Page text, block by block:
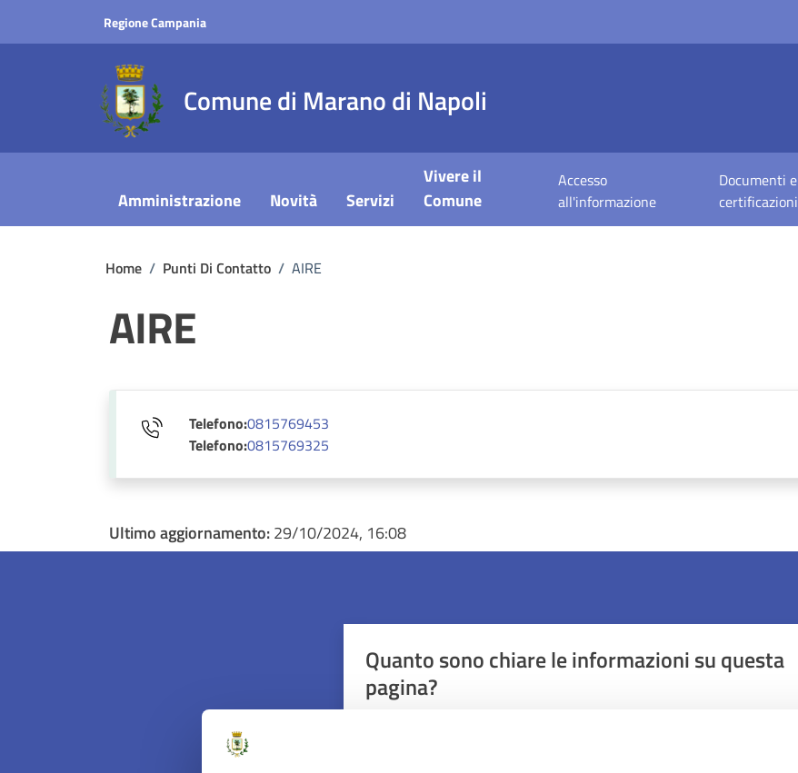
Regione Campania
Comune di Marano di Napoli
Amministrazione Novità Servizi
Vivere il
Comune
Accesso
all'informazione
Documenti e
certificazioni
Home / Punti Di Contatto / AIRE
AIRE
Telefono:0815769453
Telefono:0815769325
Ultimo aggiornamento:29/10/2024, 16:08
Quanto sono chiare le informazioni su questa
pagina?